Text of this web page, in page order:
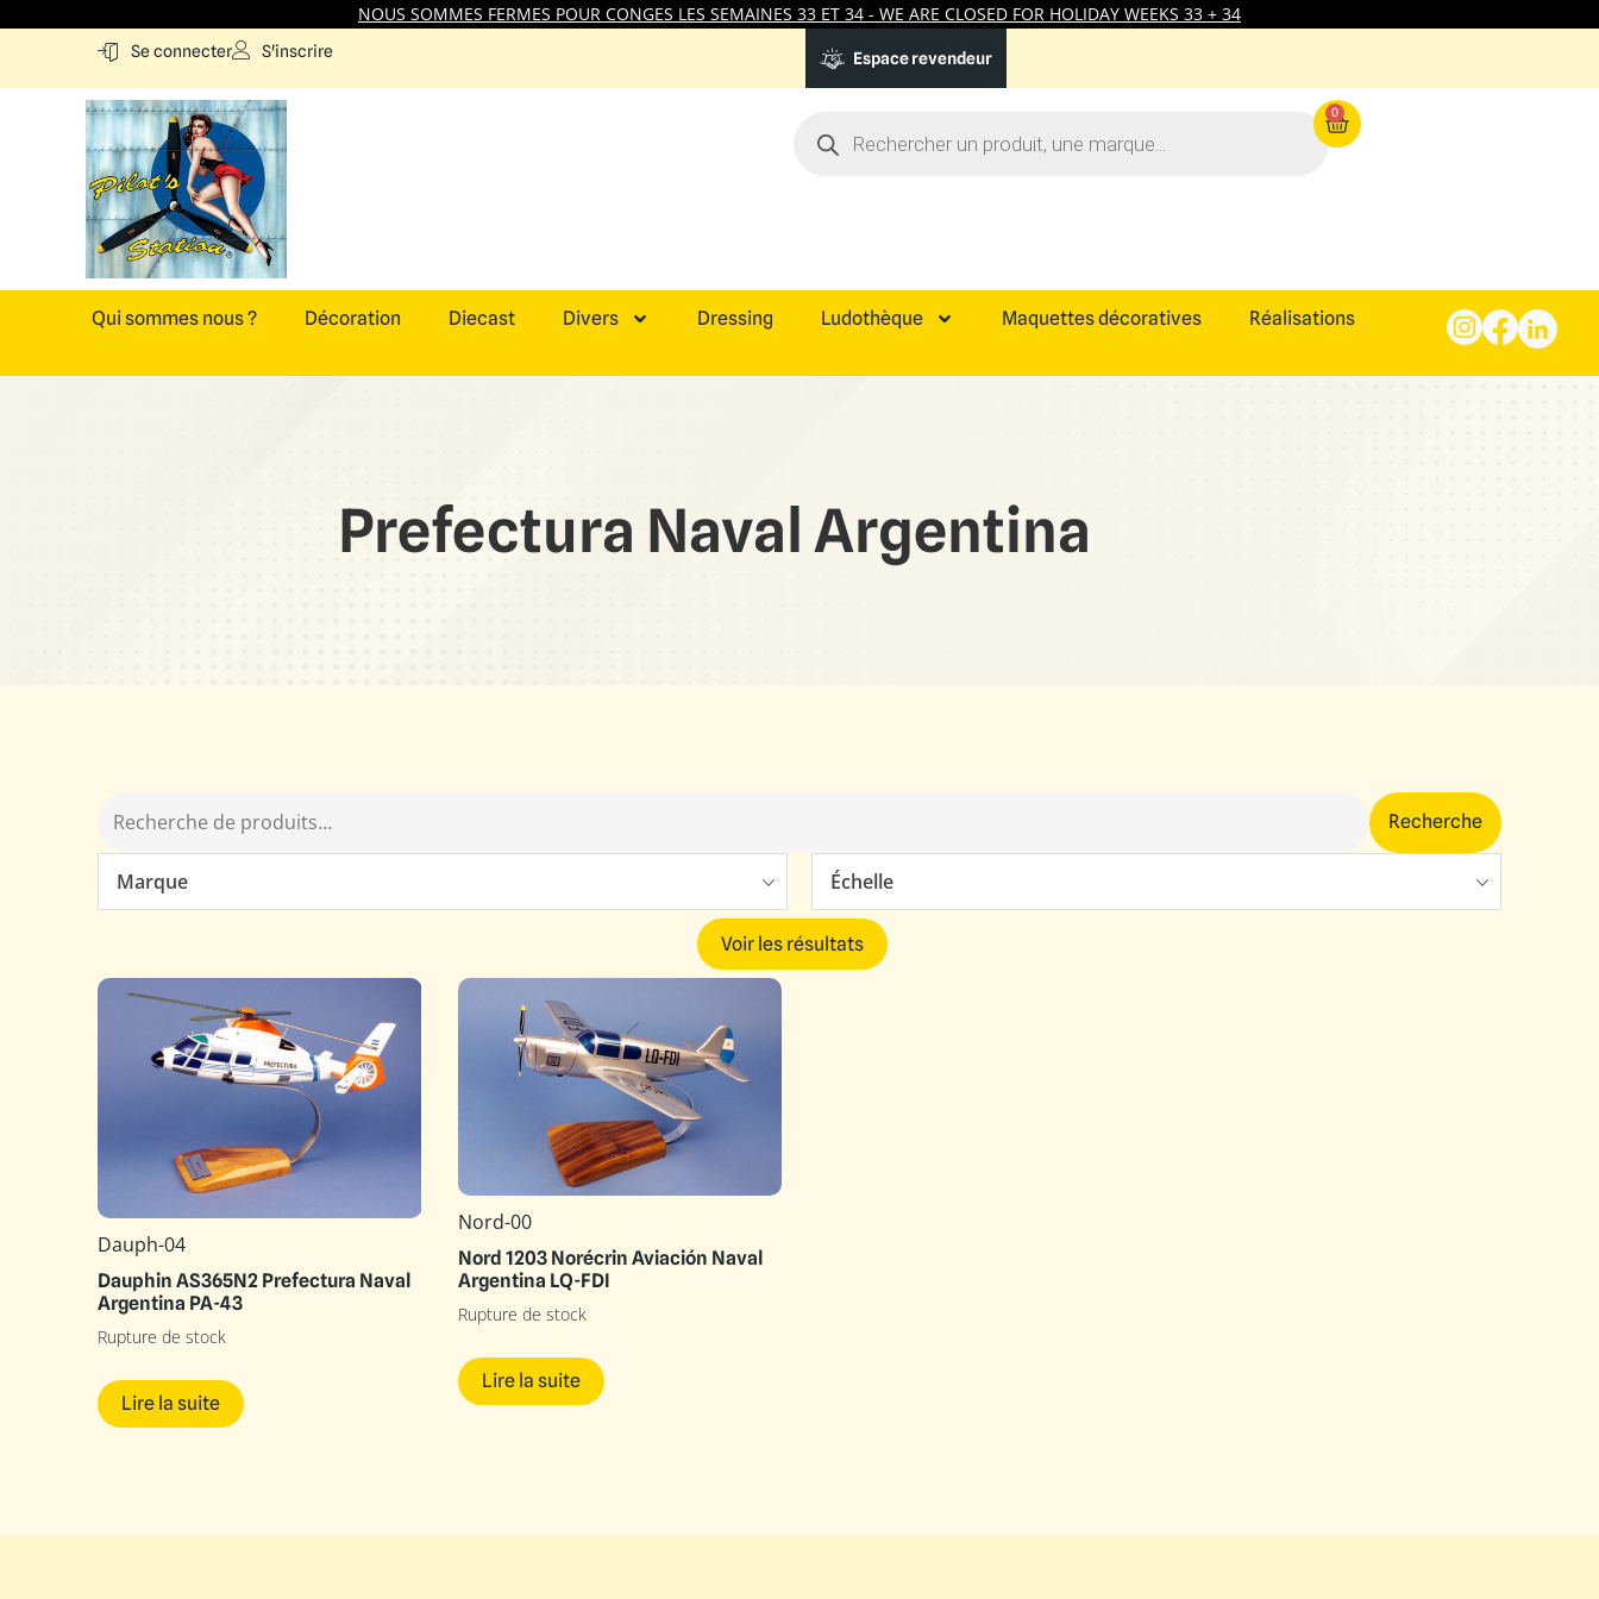
NOUS SOMMES FERMES POUR CONGES LES SEMAINES 33 ET 34 - WE ARE CLOSED FOR HOLIDAY WEEKS 33 + 34
Se connecter S'inscrire Espace revendeur
0
Qui sommes nous ? Décoration Diecast Divers Dressing Ludothèque Maquettes décoratives Réalisations
Prefectura Naval Argentina
Recherche
Marque Échelle
Voir les résultats
Dauph-04
Dauphin AS365N2 Prefectura Naval
Argentina PA-43
Rupture de stock
Lire la suite
Nord-00
Nord 1203 Norécrin Aviación Naval
Argentina LQ-FDI
Rupture de stock
Lire la suite